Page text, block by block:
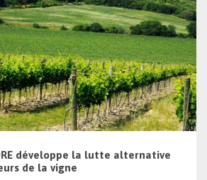
développe la lutte alternative
de la vigne